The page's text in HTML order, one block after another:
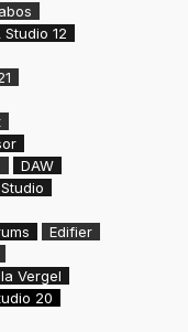
12
DAW
Edifier
Vergel
20